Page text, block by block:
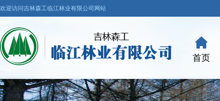
欢迎访问吉林森工临江林业有限公司网站
首页